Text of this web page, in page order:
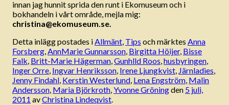
innan jag hunnit sprida den runt i Ekomuseum och i
bokhandeln i vårt område, mejla mig:
christina@ekomuseum.se.
Detta inlägg postades iAllmänt, Tips och märktes Anna
Forsberg,AnnMarie Gunnarsson, Birgitta Höijer, Bisse
Falk, Britt-Marie Hägerman,Gunhlld Roos,husbyringen,
Inger Orre, Ingvar Henriksson, Irene Ljungkvist, Järnladies,
Jenny Findahl, Kerstin Westerlund, Lena Engström, Malin
Andersson, Maria Björkroth,Yvonne Gröningden 5 juli,
2011 avChristina Lindeqvist.